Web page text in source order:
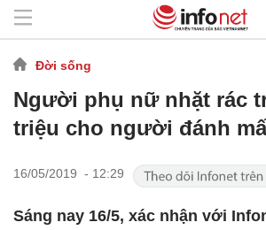
Đời sống
Người phụ nữ nhặt rác
triệu cho người đánh
16/05/2019 - 12:29
Sáng nay 16/5, xác nhận với